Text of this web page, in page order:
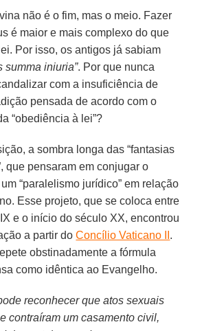
não é o fim, mas o meio. Fazer
é maior e mais complexo do que
Por isso, os antigos já sabiam
summa iniuria”. Por que nunca
com a insuficiência de
pensada de acordo com o
“obediência à lei”?
a sombra longa das “fantasias
que pensaram em conjugar o
“paralelismo jurídico” em relação
Esse projeto, que se coloca entre
e o início do século XX, encontrou
a partir doConcílio Vaticano II .
obstinadamente a fórmula
como idêntica ao Evangelho.
reconhecer que atos sexuais
contraíram um casamento civil,